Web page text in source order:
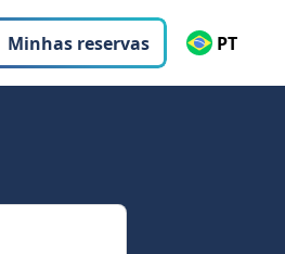
Minhas reservas PT